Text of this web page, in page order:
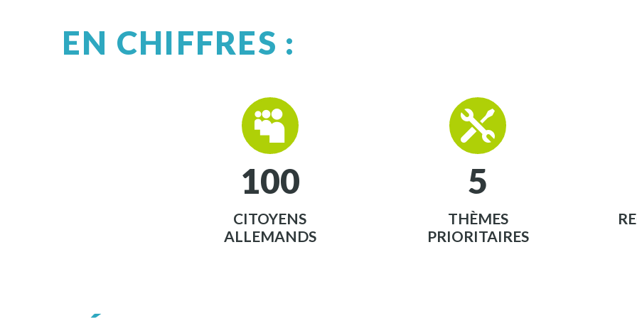
EN CHIFFRES :


100
CITOYENS
ALLEMANDS


5
THÈMES
PRIORITAIRES